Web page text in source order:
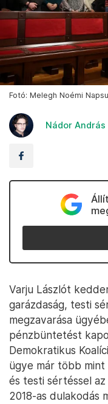
Fotó: Melegh Noémi
Nádor András
Varju Lászlót
garázdaság, testi
megzavarása
pénzbüntetést
Demokratikus
ügye már több mint
és testi sértéssel
2018-as dulakodás